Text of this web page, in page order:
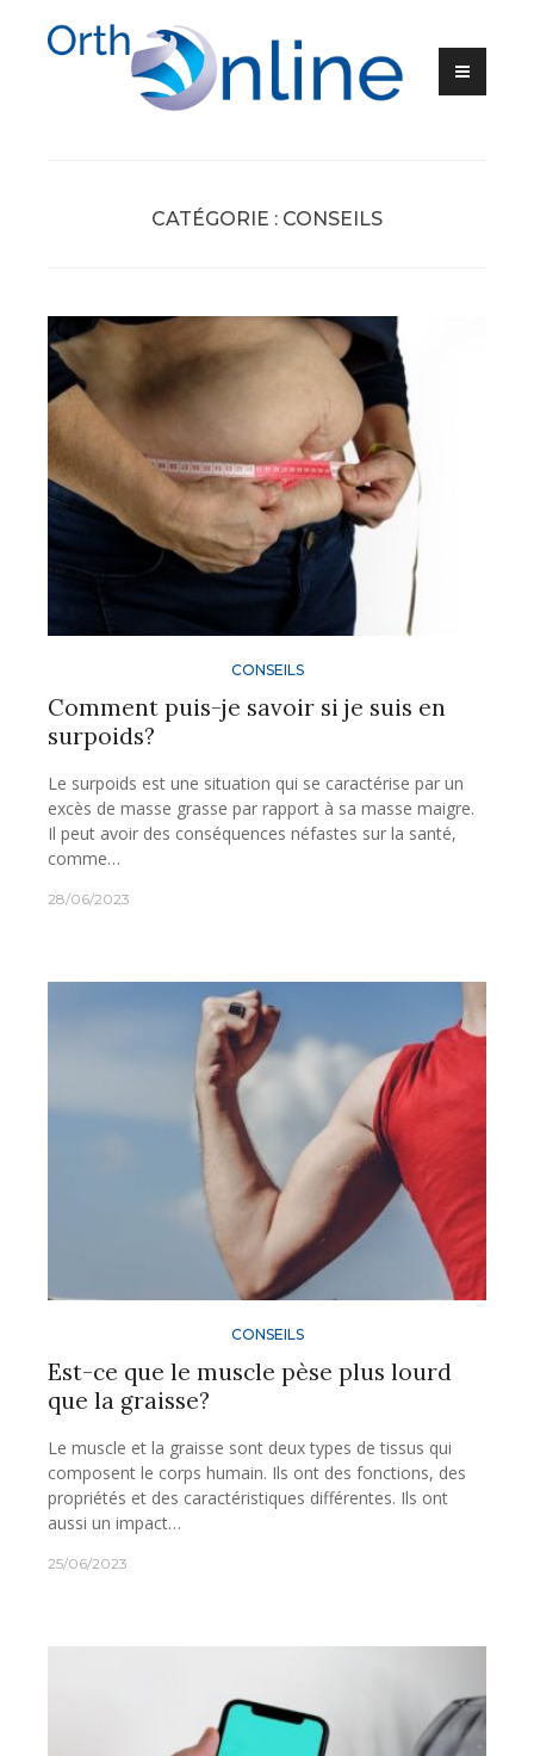
Skip
CATÉGORIE : CONSEILS
CONSEILS
Comment puis-je savoir si je suis en
surpoids?
Le surpoids est une situation qui se caractérise par un
excès de masse grasse par rapport à sa masse maigre.
Il peut avoir des conséquences néfastes sur la santé,
comme…
28/06/2023
CONSEILS
Est-ce que le muscle pèse plus lourd
que la graisse?
Le muscle et la graisse sont deux types de tissus qui
composent le corps humain. Ils ont des fonctions, des
propriétés et des caractéristiques différentes. Ils ont
aussi un impact…
25/06/2023